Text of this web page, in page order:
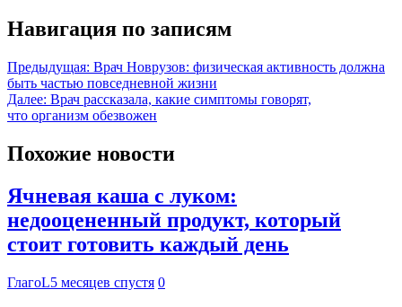
Навигация по записям
Предыдущая: Врач Новрузов: физическая активность должна
быть частью повседневной жизни
Далее: Врач рассказала, какие симптомы говорят,
что организм обезвожен
Похожие новости
Ячневая каша с луком:
недооцененный продукт, который
стоит готовить каждый день
ГлагоL5 месяцев спустя 0